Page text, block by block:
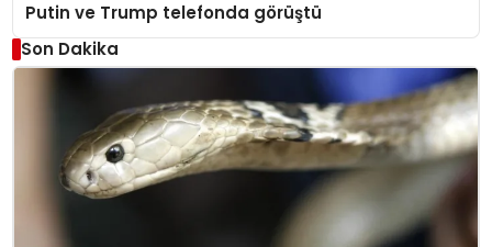
Putin ve Trump telefonda görüştü
Son Dakika